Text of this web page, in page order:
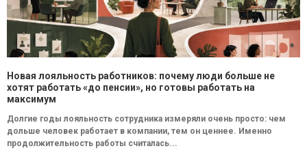
Новая лояльность работников: почему люди больше не
хотят работать «до пенсии», но готовы работать на
максимум
Долгие годы лояльность сотрудника измеряли очень просто: чем
дольше человек работает в компании, тем он ценнее. Именно
продолжительность работы считалась...